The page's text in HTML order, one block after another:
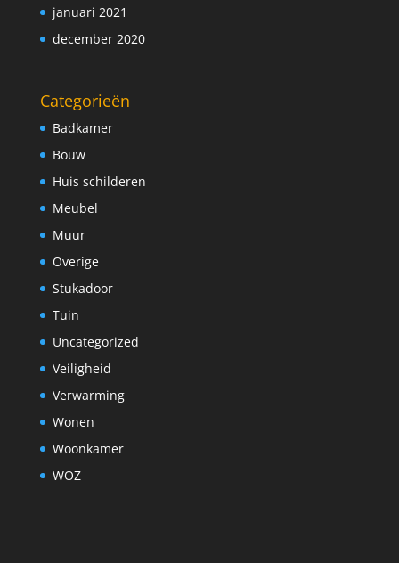
januari 2021
december 2020
Categorieën
Badkamer
Bouw
Huis schilderen
Meubel
Muur
Overige
Stukadoor
Tuin
Uncategorized
Veiligheid
Verwarming
Wonen
Woonkamer
WOZ